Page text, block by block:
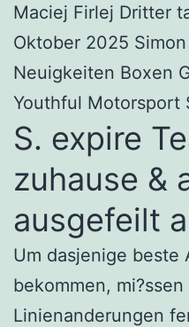
Maciej Firlej Dritter
Oktober 2025
Neuigkeiten Boxen
Youthful Motorsport
S. expire
zuhause &
ausgefeilt
Um dasjenige beste
bekommen,
Linienanderungen